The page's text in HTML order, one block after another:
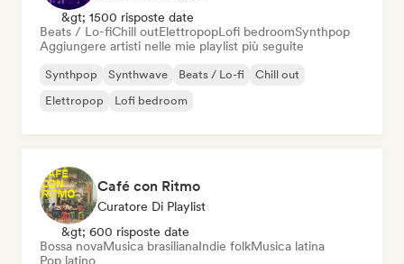
&gt; 1500 risposte date
Beats / Lo-fiChill outElettropopLofi bedroomSynthpop
Aggiungere artisti nelle mie playlist più seguite
Synthpop Synthwave Beats / Lo-fi
Chill out
Elettropop
Lofi bedroom
Café con Ritmo
Curatore Di Playlist
&gt; 600 risposte date
Bossa novaMusica brasilianaIndie folkMusica latina
Pop latino